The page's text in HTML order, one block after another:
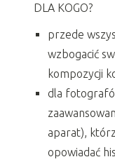
DLA KOGO?
przede
wzbogacić
kompozycji
dla
aparat),
opowiadać